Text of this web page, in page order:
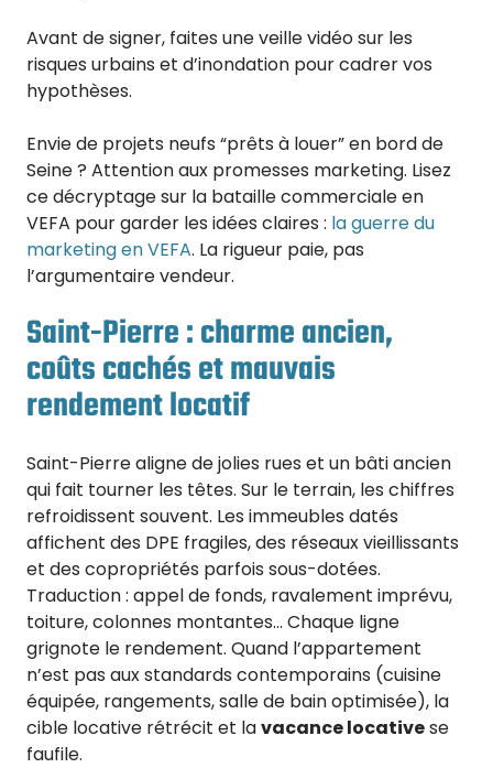
Avant de signer, faites une veille vidéo sur les
risques urbains et d’inondation pour cadrer vos
hypothèses.
Envie de projets neufs “prêts à louer” en bord de
Seine ? Attention aux promesses marketing. Lisez
ce décryptage sur la bataille commerciale en
VEFA pour garder les idées claires : la guerre du
marketing en VEFA. La rigueur paie, pas
l’argumentaire vendeur.
Saint-Pierre : charme ancien,
coûts cachés et mauvais
rendement locatif
Saint-Pierre aligne de jolies rues et un bâti ancien
qui fait tourner les têtes. Sur le terrain, les chiffres
refroidissent souvent. Les immeubles datés
affichent des DPE fragiles, des réseaux vieillissants
et des copropriétés parfois sous-dotées.
Traduction : appel de fonds, ravalement imprévu,
toiture, colonnes montantes… Chaque ligne
grignote le rendement. Quand l’appartement
n’est pas aux standards contemporains (cuisine
équipée, rangements, salle de bain optimisée), la
cible locative rétrécit et lavacance locativese
faufile.